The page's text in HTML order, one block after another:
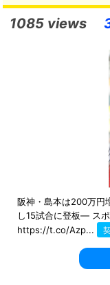
1085 views
阪神・島本は200万円
し15試合に登板― ス
https://t.co/Azp...